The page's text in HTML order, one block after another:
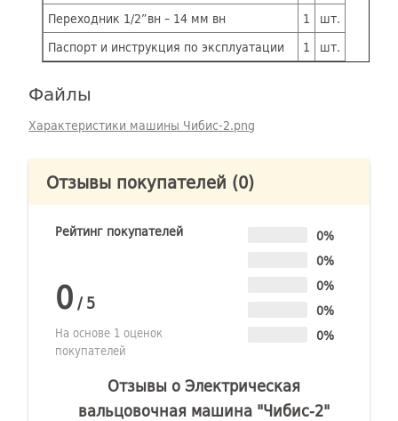
Переходник 1/2”вн – 14 мм вн
1
шт.
Паспорт и инструкция по эксплуатации
1 шт.
Файлы
Характеристики машины Чибис-2.png
Отзывы покупателей (0)
Рейтинг покупателей
0/5
На основе 1 оценок
покупателей
0%
0%
0%
0%
0%
Отзывы о Электрическая
вальцовочная машина "Чибис-2"